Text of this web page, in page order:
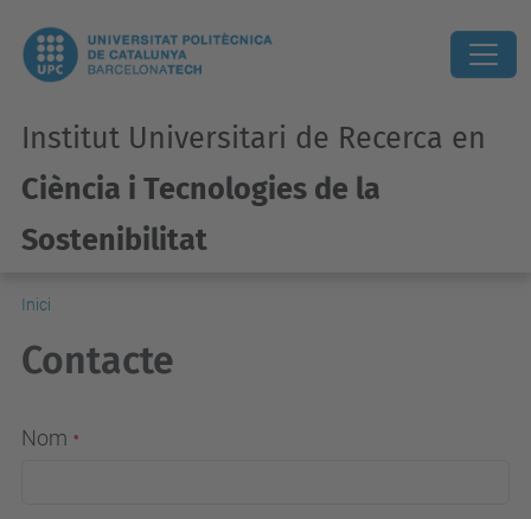
Institut Universitari de Recerca en
Ciència i Tecnologies de la
Sostenibilitat
Inici
Contacte
Nom